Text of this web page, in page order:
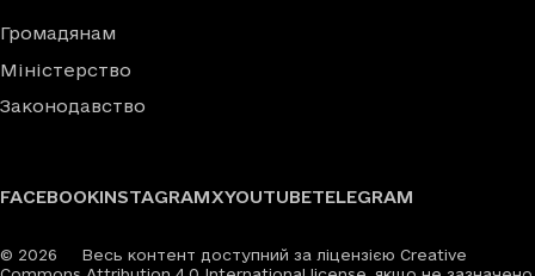
Громадянам
Міністерство
Законодавство
FACEBOOKINSTAGRAMXYOUTUBETELEGRAM
© 2026
Весь контент доступний за ліцензією Creative